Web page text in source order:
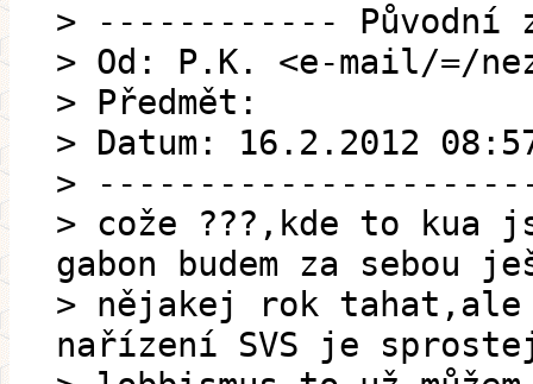
> ------------ Původní
> Od: P.K. <e-mail/=/
> Předmět:
> Datum: 16.2.2012
>
> cože ???,kde to kua
gabon budem za sebou
> nějakej rok tahat,ale
nařízení SVS je